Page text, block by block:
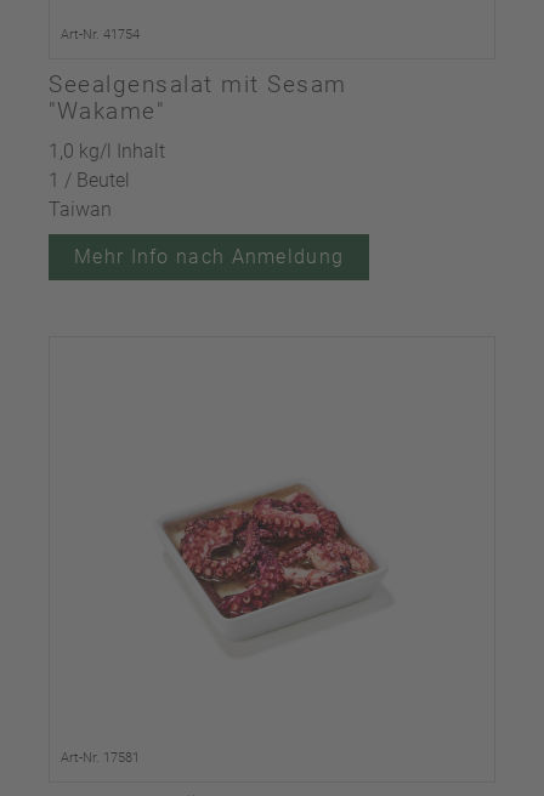
Art-Nr. 41754
Seealgensalat mit Sesam
"Wakame"
1,0 kg/l Inhalt
1 / Beutel
Taiwan
Mehr Info nach Anmeldung
Art-Nr. 17581